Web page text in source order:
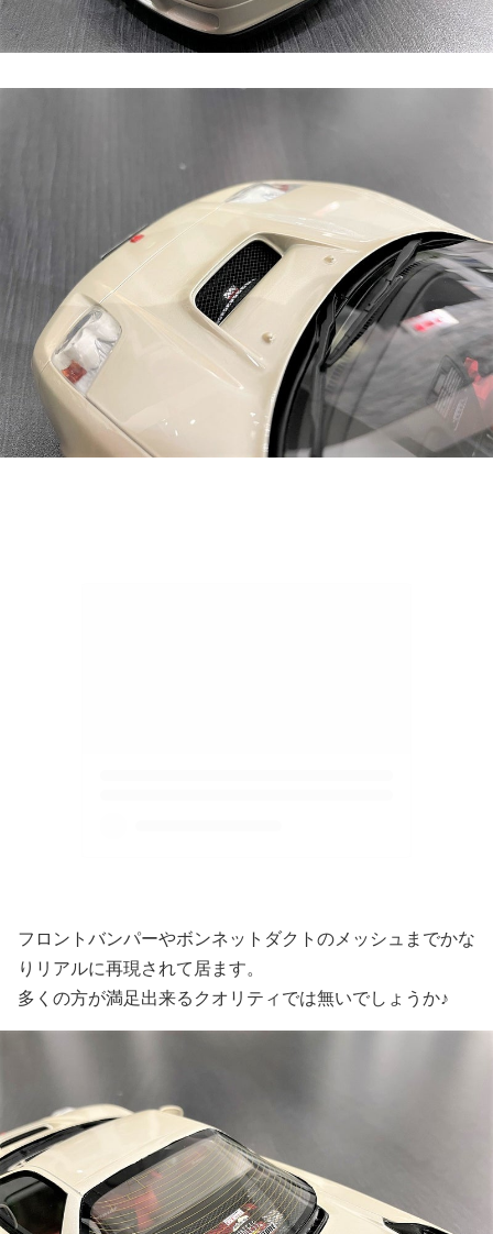
フロントバンパーやボンネットダクトのメッシュまでかな
りリアルに再現されて居ます。
多くの方が満足出来るクオリティでは無いでしょうか♪